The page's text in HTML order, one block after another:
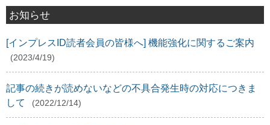
お知らせ
[インプレスID読者会員の皆様へ] 機能強化に関するご案内
(2023/4/19)
記事の続きが読めないなどの不具合発生時の対応につきま
して
(2022/12/14)